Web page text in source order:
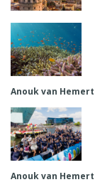
Anouk van Hemert
Anouk van Hemert